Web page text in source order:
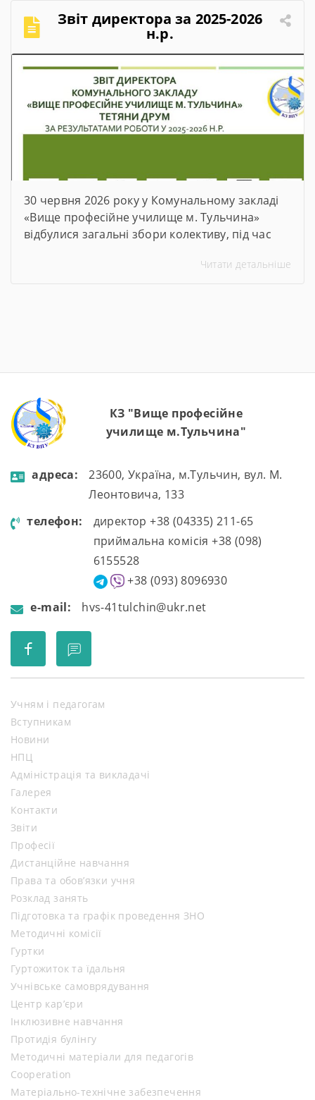
Звіт директора за 2025-2026
н.р.
30 червня 2026 року у Комунальному закладі
«Вище професійне училище м. Тульчина»
відбулися загальні збори колективу, під час
прозвітувала про підсумки роботи за 2025–
зіткнутися, […]
Читати детальніше
КЗ "Вище професійне
училище м.Тульчина"
aдресa:
23600, Україна, м.Тульчин, вул. М.
Леонтовича, 133
телефон:
директор +38 (04335) 211-65
приймальна комісія +38 (098)
6155528
+38 (093) 8096930
e-mail:
hvs-41tulchin@ukr.net
Учням і педагогам
Вступникам
Новини
НПЦ
Адміністрація та викладачі
Галерея
Контакти
Звіти
Професії
Дистанційне навчання
Права та обов’язки учня
Розклад занять
Підготовка та графік проведення ЗНО
Методичні комісії
Гуртки
Гуртожиток та їдальня
Учнівське самоврядування
Центр кар’єри
Інклюзивне навчання
Протидія булінгу
Методичні матеріали для педагогів
Cooperation
Матеріально-технічне забезпечення